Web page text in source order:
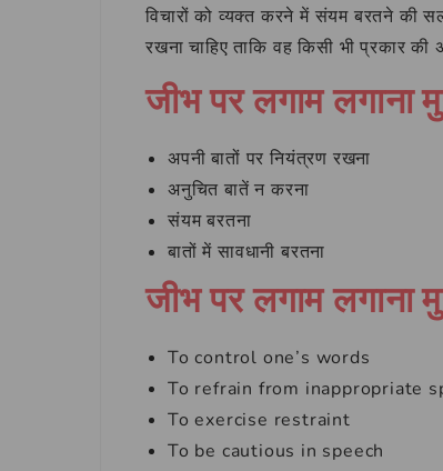
विचारों को व्यक्त करने में संयम बरतने की
रखना चाहिए ताकि वह किसी भी प्रकार
जीभ पर लगाम लगाना
अपनी बातों पर नियंत्रण रखना
अनुचित बातें न करना
संयम बरतना
बातों में सावधानी बरतना
जीभ पर लगाम लगाना
To control one’s words
To refrain from inappropriate
To exercise restraint
To be cautious in speech